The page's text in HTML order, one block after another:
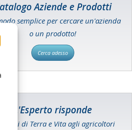
Aziende e Prodotti
semplice per cercare un'azienda
o un prodotto!
Cerca adesso
L'Esperto risponde
di Terra e Vita agli agricoltori